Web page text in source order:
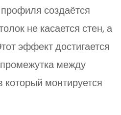
создаётся
не касается стен, а
эффект достигается
между
который монтируется